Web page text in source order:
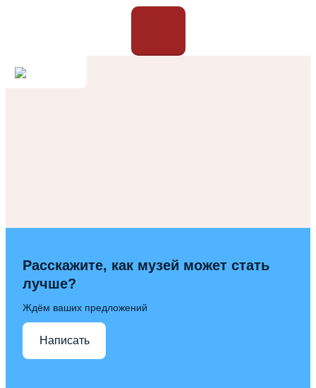
Расскажите, как музей может стать
лучше?
Ждём ваших предложений
Написать